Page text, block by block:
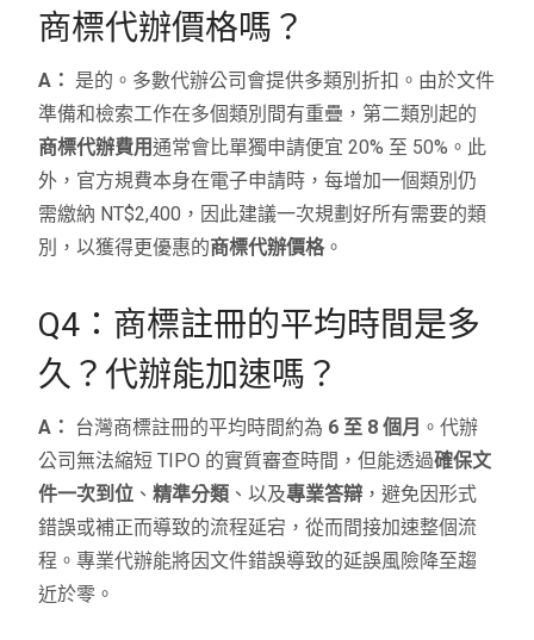
商標代辦價格嗎？
A： 是的。多數代辦公司會提供多類別折扣。由於文件
準備和檢索工作在多個類別間有重疊，第二類別起的
商標代辦費用通常會比單獨申請便宜 20% 至 50%。此
外，官方規費本身在電子申請時，每增加一個類別仍
需繳納 NT$2,400，因此建議一次規劃好所有需要的類
別，以獲得更優惠的商標代辦價格。
Q4：商標註冊的平均時間是多
久？代辦能加速嗎？
A： 台灣商標註冊的平均時間約為 6 至 8 個月 。代辦
公司無法縮短 TIPO 的實質審查時間，但能透過確保文
件一次到位 、精準分類 、以及專業答辯 ，避免因形式
錯誤或補正而導致的流程延宕，從而間接加速整個流
程。專業代辦能將因文件錯誤導致的延誤風險降至趨
近於零。